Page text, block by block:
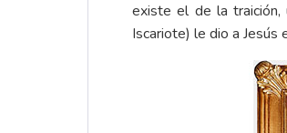
existe el de la traición,
Iscariote) le dio a